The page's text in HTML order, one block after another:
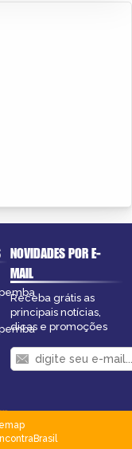
NOVIDADES POR E-
MAIL
Receba grátis as
principais notícias,
dicas e promoções